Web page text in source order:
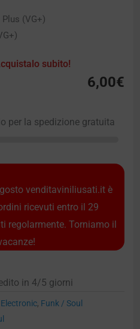
(VG+)
subito!
6,00€
per la spedizione gratuita
venditaviniliusati.it è
ricevuti entro il 29
regolarmente. Torniamo il
in 4/5 giorni
Electronic, Funk / Soul